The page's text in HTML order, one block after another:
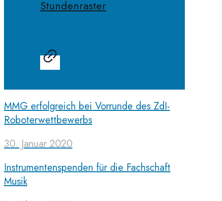
Stundenraster
MMG erfolgreich bei Vorrunde des ZdI-
Roboterwettbewerbs
30. Januar 2020
Instrumentenspenden für die Fachschaft
Musik